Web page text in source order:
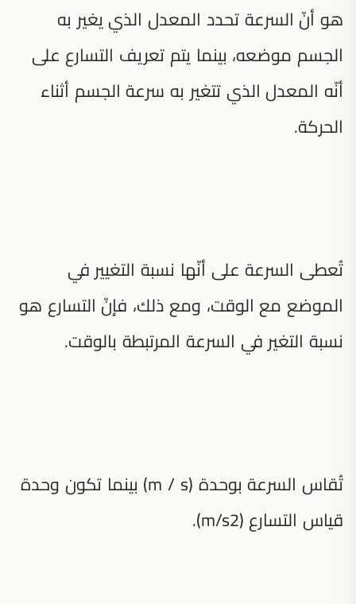
هو أنّ السرعة تحدد المعدل الذي يغير به
الجسم موضعه، بينما يتم تعريف التسارع على
أنّه المعدل الذي تتغير به سرعة الجسم أثناء
الحركة.
تُعطى السرعة على أنّها نسبة التغيير في
الموضع مع الوقت، ومع ذلك، فإنّ التسارع هو
نسبة التغير في السرعة المرتبطة بالوقت.
تُقاس السرعة بوحدة (m / s) بينما تكون وحدة
قياس التسارع (m/s2).